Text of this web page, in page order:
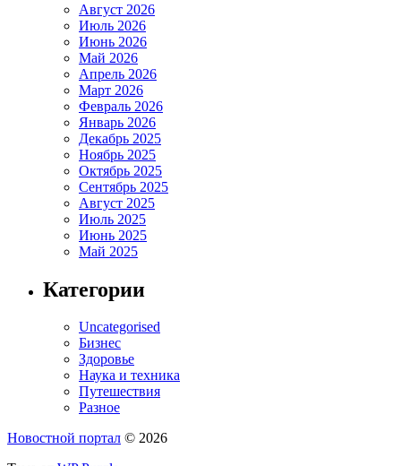
Август 2026
Июль 2026
Июнь 2026
Май 2026
Апрель 2026
Март 2026
Февраль 2026
Январь 2026
Декабрь 2025
Ноябрь 2025
Октябрь 2025
Сентябрь 2025
Август 2025
Июль 2025
Июнь 2025
Май 2025
Категории
Uncategorised
Бизнес
Здоровье
Наука и техника
Путешествия
Разное
Новостной портал © 2026